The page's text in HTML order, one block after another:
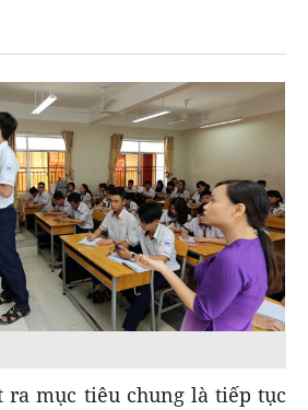
ra mục tiêu chung là tiếp tục